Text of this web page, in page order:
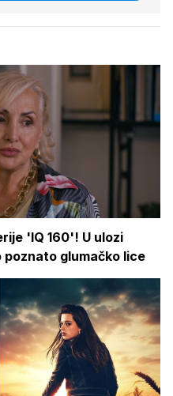
'IQ 160'! U ulozi
glumačko lice